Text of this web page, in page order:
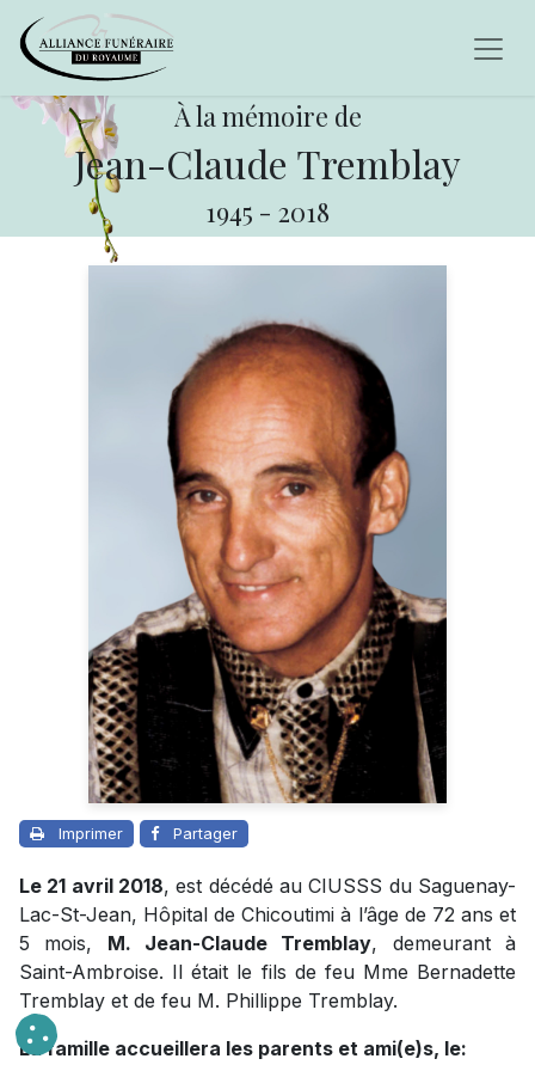
À la mémoire de
Jean-Claude Tremblay
1945 - 2018
Imprimer Partager
Le 21 avril 2018, est décédé au CIUSSS du Saguenay-
Lac-St-Jean, Hôpital de Chicoutimi à l’âge de 72 ans et
5 mois, M. Jean-Claude Tremblay, demeurant à
Saint-Ambroise. Il était le fils de feu Mme Bernadette
Tremblay et de feu M. Phillippe Tremblay.
La famille accueillera les parents et ami(e)s, le: